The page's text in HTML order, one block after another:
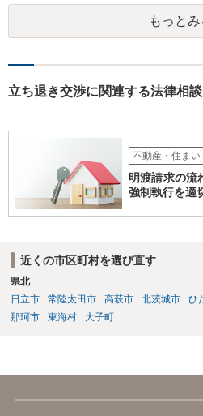
状況，建物の現況，いわゆる立退料の
されています。 ③更新拒絶通知がされ
了後も賃借人が建物の使用を継続する
側（賃貸人側）が、更新の予定されて
側（あなた側）から同意を取り付けよ
す。 （建物賃貸借契約の更新等） 第
期間の定めがある場合において、当事
月前までの間に相手方に対して更新を
しなければ更新をしない旨の通知をし
賃貸借の期間が満了した後建物の賃借
て、建物の賃貸人が遅滞なく異議を述
とする。 （建物賃貸借契約の更新拒絶
賃貸人による第二十六条第一項の通知
に対して財産上の給付をする旨の申出
もっとみ
立ち退き交渉に関連する法律相
不動産・住まい
明渡請求の流
強制執行を適
近くの市区町村を選び直す
県北
日立市
常陸太田市 高萩市 北茨城市 ひ
那珂市
東海村 大子町